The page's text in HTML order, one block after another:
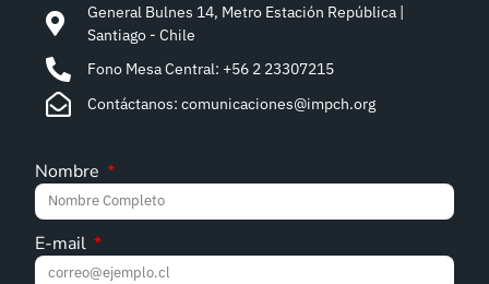
General Bulnes 14, Metro Estación República |
Santiago - Chile
Fono Mesa Central: +56 2 23307215
Contáctanos: comunicaciones@impch.org
Nombre
E-mail